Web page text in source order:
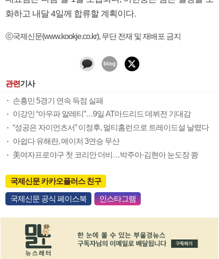
화하고 내달 4일께 합류할 계획이다.
ⓒ국제신문(www.kookje.co.kr), 무단 전재 및 재배포 금지
관련기사
손흥민 5경기 연속 득점 실패
이강인 “아우파 알레티”…9일 AT마드리드 데뷔전 기대감
“성공은 자이언츠서” 이정후, 멀티홈런으로 트레이드설 날렸다
아쉽다 유해란, 메이저 3연승 무산
美여자프로야구 첫 코리안 더비…박주아·김현아 눈도장 쾅
국제신문 카카오플러스 친구
국제신문 공식 페이스북 인스타그램